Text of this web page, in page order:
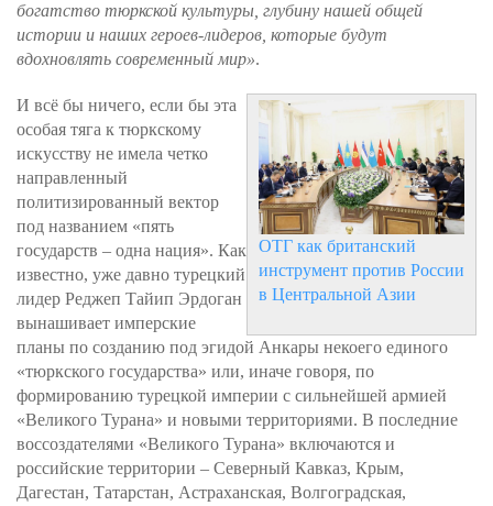
богатство тюркской культуры, глубину нашей общей
истории и наших героев-лидеров, которые будут
вдохновлять современный мир».
ОТГ как британский
инструмент против России
в Центральной Азии
И всё бы ничего, если бы эта
особая тяга к тюркскому
искусству не имела четко
направленный
политизированный вектор
под названием «пять
государств – одна нация». Как
известно, уже давно турецкий
лидер Реджеп Тайип Эрдоган
вынашивает имперские
планы по созданию под эгидой Анкары некоего единого
«тюркского государства» или, иначе говоря, по
формированию турецкой империи с сильнейшей армией
«Великого Турана» и новыми территориями. В последние
воссоздателями «Великого Турана» включаются и
российские территории – Северный Кавказ, Крым,
Дагестан, Татарстан, Астраханская, Волгоградская,